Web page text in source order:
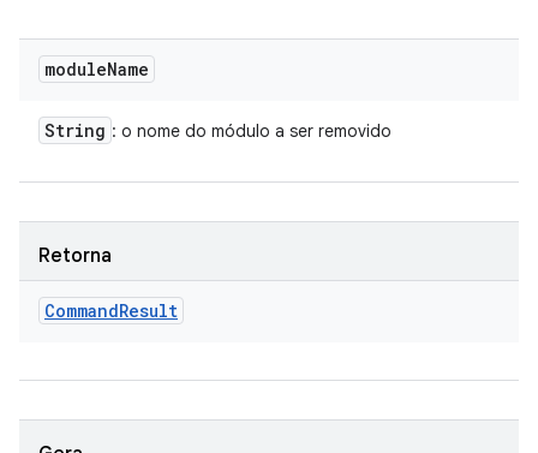
moduleName
String : o nome do módulo a ser removido
Retorna
CommandResult